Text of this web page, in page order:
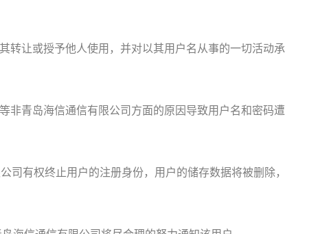
让或授予他人使用，并对以其用户名从事的一切活动承
青岛海信通信有限公司方面的原因导致用户名和密码遭
有权终止用户的注册身份，用户的储存数据将被删除，